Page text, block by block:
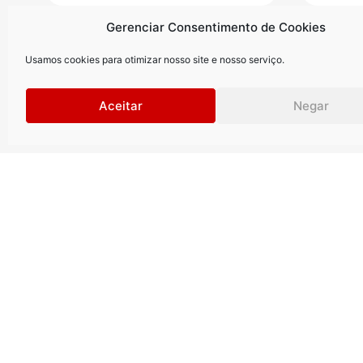
Gerenciar Consentimento de Cookies
Usamos cookies para otimizar nosso site e nosso serviço.
Aceitar Negar